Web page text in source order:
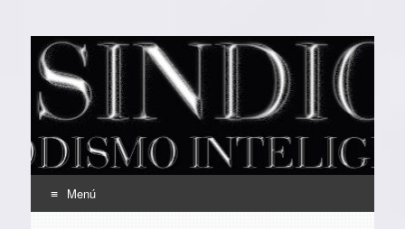
EL SINDICAL
Periodismo Inteligente
Menú